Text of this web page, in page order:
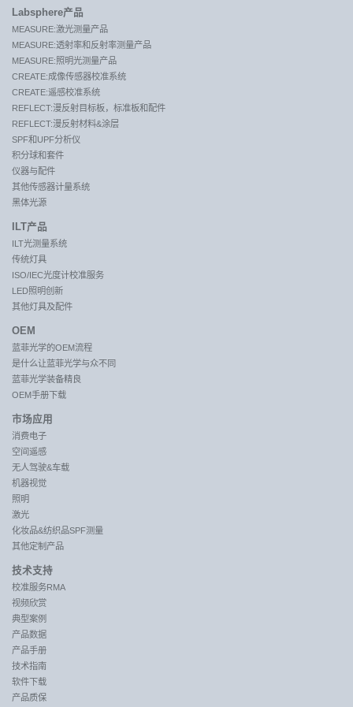
Labsphere产品
MEASURE:激光测量产品
MEASURE:透射率和反射率测量产品
MEASURE:照明光测量产品
CREATE:成像传感器校准系统
CREATE:遥感校准系统
REFLECT:漫反射目标板，标准板和配件
REFLECT:漫反射材料&涂层
SPF和UPF分析仪
积分球和套件
仪器与配件
其他传感器计量系统
黑体光源
ILT产品
ILT光测量系统
传统灯具
ISO/IEC光度计校准服务
LED照明创新
其他灯具及配件
OEM
蓝菲光学的OEM流程
是什么让蓝菲光学与众不同
蓝菲光学装备精良
OEM手册下载
市场应用
消费电子
空间遥感
无人驾驶&车载
机器视觉
照明
激光
化妆品&纺织品SPF测量
其他定制产品
技术支持
校准服务RMA
视频欣赏
典型案例
产品数据
产品手册
技术指南
软件下载
产品质保